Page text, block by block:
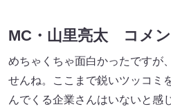
MC・山里亮太 コメン
めちゃくちゃ面白かったですが
せんね。ここまで鋭いツッコミ
んでくる企業さんはいないと感